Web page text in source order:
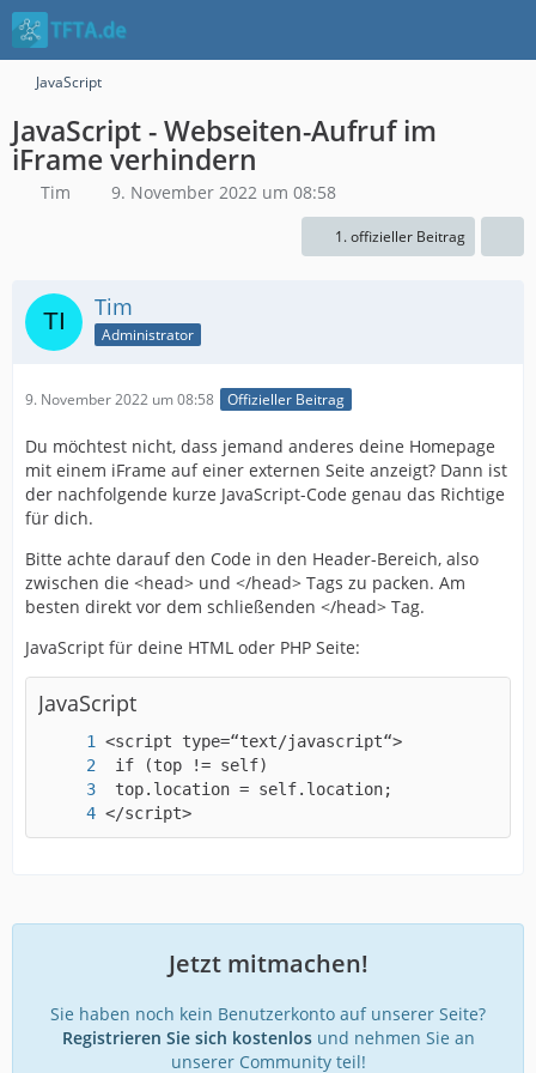
JavaScript
JavaScript - Webseiten-Aufruf im
iFrame verhindern
Tim 9. November 2022 um 08:58
1. offizieller Beitrag
Tim
Administrator
9. November 2022 um 08:58 Offizieller Beitrag
Du möchtest nicht, dass jemand anderes deine Homepage
mit einem iFrame auf einer externen Seite anzeigt? Dann ist
der nachfolgende kurze JavaScript-Code genau das Richtige
für dich.
Bitte achte darauf den Code in den Header-Bereich, also
zwischen die <head> und </head> Tags zu packen. Am
besten direkt vor dem schließenden </head> Tag.
JavaScript für deine HTML oder PHP Seite:
JavaScript
</script>
Jetzt mitmachen!
Sie haben noch kein Benutzerkonto auf unserer Seite?
Registrieren Sie sich kostenlosund nehmen Sie an
unserer Community teil!